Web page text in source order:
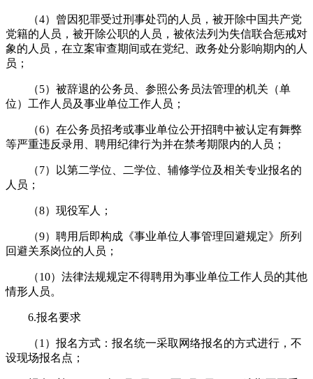
（4）曾因犯罪受过刑事处罚的人员，被开除中国共产党
党籍的人员，被开除公职的人员，被依法列为失信联合惩戒对
象的人员，在立案审查期间或在党纪、政务处分影响期内的人
员；
（5）被辞退的公务员、参照公务员法管理的机关（单
位）工作人员及事业单位工作人员；
（6）在公务员招考或事业单位公开招聘中被认定有舞弊
等严重违反录用、聘用纪律行为并在禁考期限内的人员；
（7）以第二学位、二学位、辅修学位及相关专业报名的
人员；
（8）现役军人；
（9）聘用后即构成《事业单位人事管理回避规定》所列
回避关系岗位的人员；
（10）法律法规规定不得聘用为事业单位工作人员的其他
情形人员。
6.报名要求
（1）报名方式：报名统一采取网络报名的方式进行，不
设现场报名点；